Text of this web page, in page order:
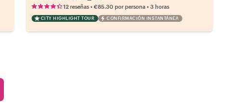
12 reseñas• €85.30 por persona• 3 horas
CITY HIGHLIGHT TOUR CONFIRMACIÓN INSTANTÁNEA